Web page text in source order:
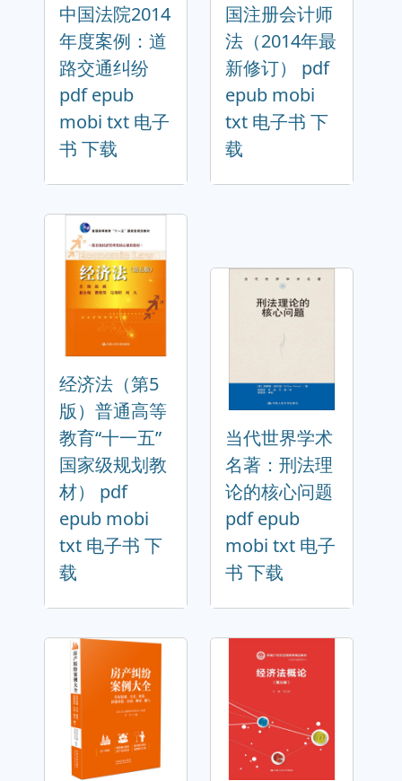
中国法院2014
年度案例：道
路交通纠纷
pdf epub
mobi txt 电子
书 下载
国注册会计师
法（2014年最
新修订） pdf
epub mobi
txt 电子书 下
载
经济法（第5
版）普通高等
教育“十一五”
国家级规划教
材） pdf
epub mobi
txt 电子书 下
载
当代世界学术
名著：刑法理
论的核心问题
pdf epub
mobi txt 电子
书 下载